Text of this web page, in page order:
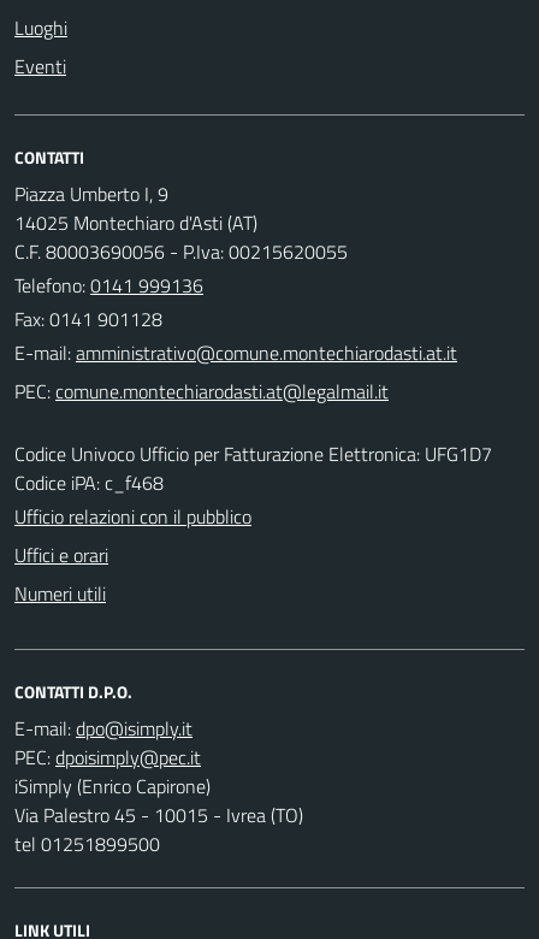
Luoghi
Eventi
CONTATTI
Piazza Umberto I, 9
14025 Montechiaro d'Asti (AT)
C.F. 80003690056 - P.Iva: 00215620055
Telefono:0141 999136
Fax: 0141 901128
E-mail:
PEC:
Codice Univoco Ufficio per Fatturazione Elettronica: UFG1D7
Codice iPA: c_f468
Ufficio relazioni con il pubblico
Uffici e orari
Numeri utili
CONTATTI D.P.O.
E-mail:
PEC:
iSimply (Enrico Capirone)
Via Palestro 45 - 10015 - Ivrea (TO)
tel 01251899500
LINK UTILI